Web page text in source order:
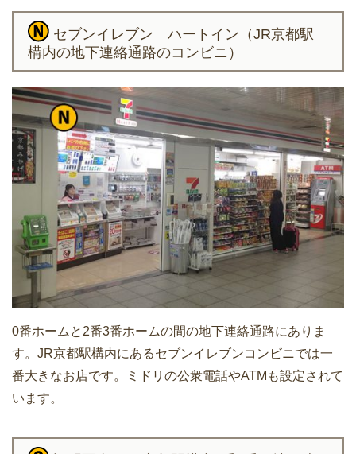
セブンイレブン ハートイン（JR京都駅
構内の地下連絡通路のコンビニ）
0番ホームと2番3番ホームの間の地下連絡通路にありま
す。JR京都駅構内にあるセブンイレブンコンビニでは一
番大きなお店です。ミドリの公衆電話やATMも設定されて
います。